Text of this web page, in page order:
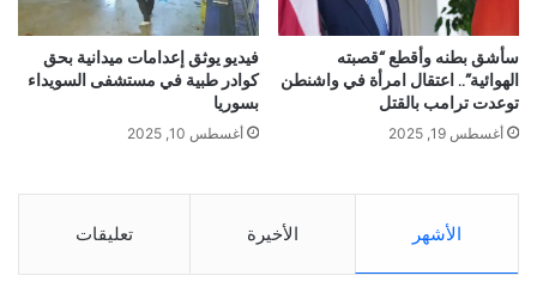
سأشق بطنه وأقطع “قصبته
الهوائية”.. اعتقال امرأة في واشنطن
توعدت ترامب بالقتل
أغسطس 19, 2025
فيديو يوثق إعدامات ميدانية بحق
كوادر طبية في مستشفى السويداء
بسوريا
أغسطس 10, 2025
الأشهر الأخيرة تعليقات